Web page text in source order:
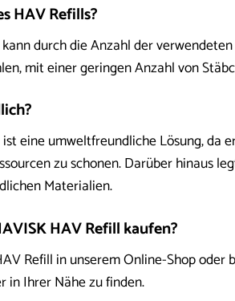
HAV Refills?
durch die Anzahl der
mit einer geringen Anzahl von
eine umweltfreundliche Lösung,
zu schonen. Darüber hinaus
Materialien.
HAV Refill kaufen?
Refill in unserem Online-Shop
in Ihrer Nähe zu finden.